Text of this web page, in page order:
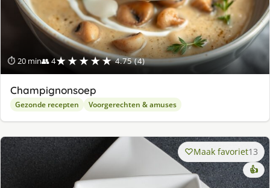
⏱ 20 min👥 4★★★★★ 4.75 (4)
Champignonsoep
Gezonde recepten Voorgerechten & amuses
Maak favoriet13
👍